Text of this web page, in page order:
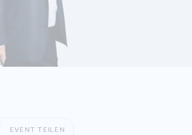
DETAILS ANZEIGEN
EVENT TEILEN